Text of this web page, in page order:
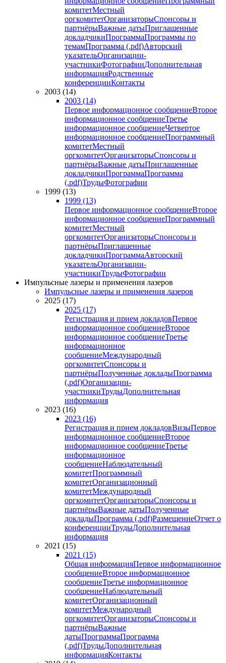
комитетМестный
оргкомитетОрганизаторыСпонсоры и
партнёрыВажные датыПриглашенные
докладчикиПрограммаПрограммы по
темамПрограмма (.pdf)Авторский
указательОрганизации-
участникиФотографииДополнительная
информацияРодственные
конференцииКонтакты
2003 (14)
2003 (14)
Первое информационное сообщениеВторое
информационное сообщениеТретье
информационное сообщениеЧетвертое
информационное сообщениеПрограммный
комитетМестный
оргкомитетОрганизаторыСпонсоры и
партнёрыВажные датыПриглашенные
докладчикиПрограммаПрограмма
(.pdf)ТрудыФотографии
1999 (13)
1999 (13)
Первое информационное сообщениеВторое
информационное сообщениеПрограммный
комитетМестный
оргкомитетОрганизаторыСпонсоры и
партнёрыПриглашенные
докладчикиПрограммаАвторский
указательОрганизации-
участникиТрудыФотографии
Импульсные лазеры и применения лазеров
Импульсные лазеры и применения лазеров
2025 (17)
2025 (17)
Регистрация и прием докладовПервое
информационное сообщениеВторое
информационное сообщениеТретье
информационное
сообщениеМеждународный
оргкомитетСпонсоры и
партнёрыПолученные докладыПрограмма
(.pdf)Организации-
участникиТрудыДополнительная
информация
2023 (16)
2023 (16)
Регистрация и прием докладовВизыПервое
информационное сообщениеВторое
информационное сообщениеТретье
информационное
сообщениеНаблюдательный
комитетПрограммный
комитетОрганизационный
комитетМеждународный
оргкомитетОрганизаторыСпонсоры и
партнёрыВажные датыПолученные
докладыПрограмма (.pdf)РазмещениеОтчет о
конференцииТрудыДополнительная
информация
2021 (15)
2021 (15)
Общая информацияПервое информационное
сообщениеВторое информационное
сообщениеТретье информационное
сообщениеНаблюдательный
комитетОрганизационный
комитетМеждународный
оргкомитетОрганизаторыСпонсоры и
партнёрыВажные
датыПрограммаПрограмма
(.pdf)ТрудыДополнительная
информацияКонтакты